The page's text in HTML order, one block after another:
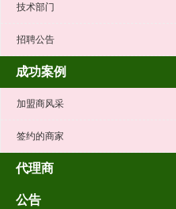
技术部门
招聘公告
成功案例
加盟商风采
签约的商家
代理商
公告